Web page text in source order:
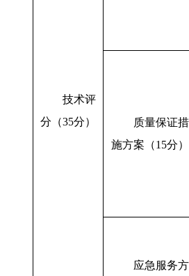
技术评
分（35分）
质量保证措
施方案（1 5分）
应急 服务方